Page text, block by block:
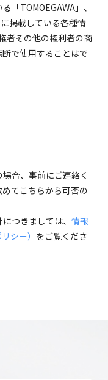
「TOMOEGAWA」、
掲載している各種情
者その他の権利者の商
で使用することはで
合、事前にご連絡く
てこちらから可否の
つきましては、 情報
シー） をご覧くださ